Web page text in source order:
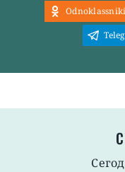
Odnoklassniki